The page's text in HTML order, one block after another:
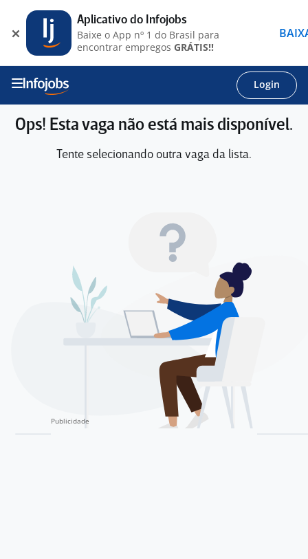
Login
Ops! Esta vaga não está mais disponível.
Tente selecionando outra vaga da lista.
Aplicativo do Infojobs
Baixe o App nº 1 do Brasil para
encontrar empregos GRÁTIS!!